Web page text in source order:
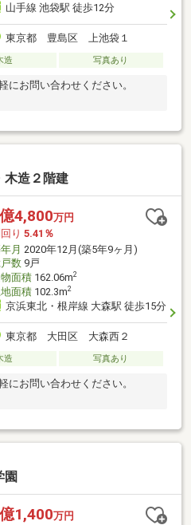
山手線 池袋駅 徒歩12分
東京都 豊島区 上池袋１
造 写真あり
にお問い合わせください。
木造２階建
4,800万円
り 5.41％
月 2020年12月(築5年9ヶ月)
数9戸
面積162.06m2
面積102.3m2
京浜東北・根岸線 大森駅 徒歩15分
東京都 大田区 大森西２
造 写真あり
にお問い合わせください。
園
1,400万円